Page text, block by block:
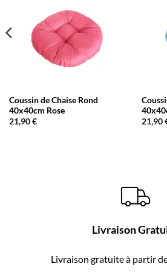
Coussin de Chaise Rond
40x40cm Rose
21,90€
21,90
Livraison
Livraison gratuite à partir